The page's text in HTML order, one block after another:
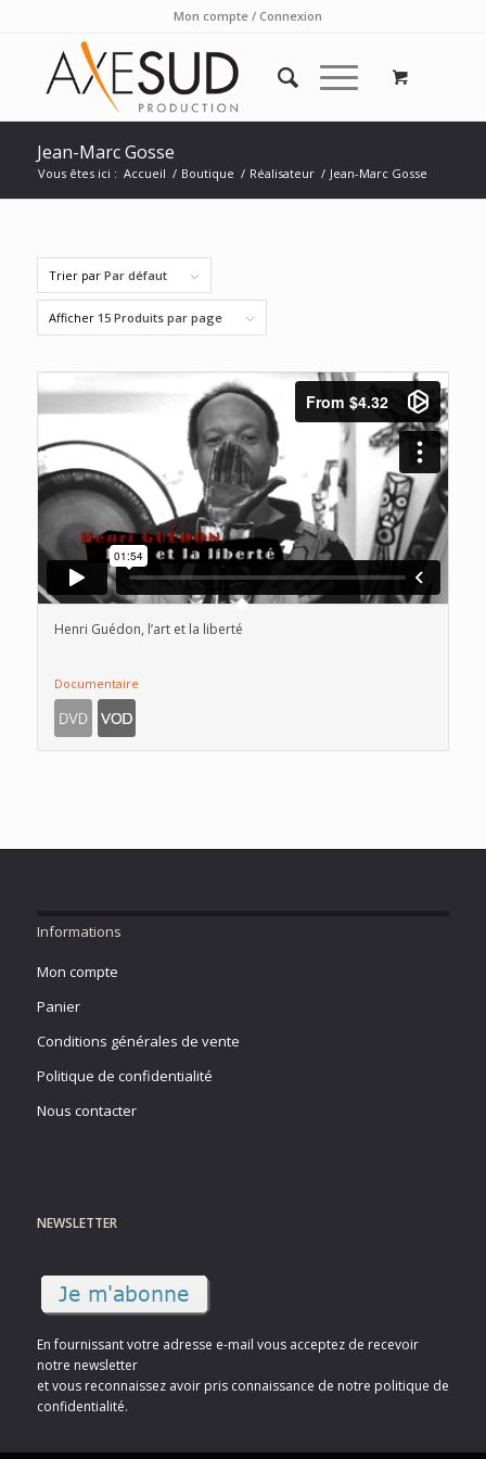
Mon compte / Connexion
Jean-Marc Gosse
Vous êtes ici : Accueil / Boutique / Réalisateur / Jean-Marc Gosse
Trier par Par défaut
Afficher 15 Produits par page
Henri Guédon, l’art et la liberté
Documentaire
Informations
Mon compte
Panier
Conditions générales de vente
Politique de confidentialité
Nous contacter
NEWSLETTER
En fournissant votre adresse e-mail vous acceptez de recevoir
notre newsletter
et vous reconnaissez avoir pris connaissance de notre politique de
confidentialité.